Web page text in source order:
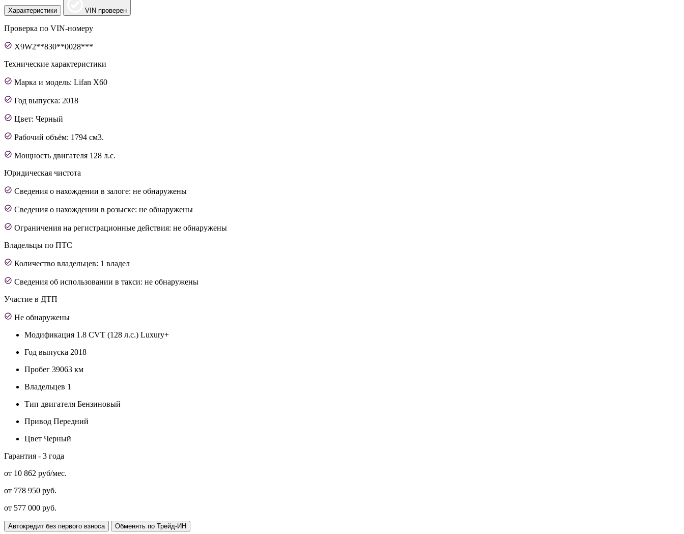
Характеристики VIN проверен
Проверка по VIN-номеру
X9W2**830**0028***
Технические характеристики
Марка и модель: Lifan X60
Год выпуска: 2018
Цвет: Черный
Рабочий объём: 1794 см3.
Мощность двигателя 128 л.с.
Юридическая чистота
Сведения о нахождении в залоге: не обнаружены
Сведения о нахождении в розыске: не обнаружены
Ограничения на регистрационные действия: не обнаружены
Владельцы по ПТС
Количество владельцев: 1 владел
Сведения об использовании в такси: не обнаружены
Участие в ДТП
Не обнаружены
Модификация 1.8 CVT (128 л.с.) Luxury+
Год выпуска 2018
Пробег 39063 км
Владельцев 1
Тип двигателя Бензиновый
Привод Передний
Цвет Черный
Гарантия - 3 года
от 10 862 руб/мес.
от 778 950 руб.
от 577 000 руб.
Автокредит без первого взноса Обменять по Трейд-ИН